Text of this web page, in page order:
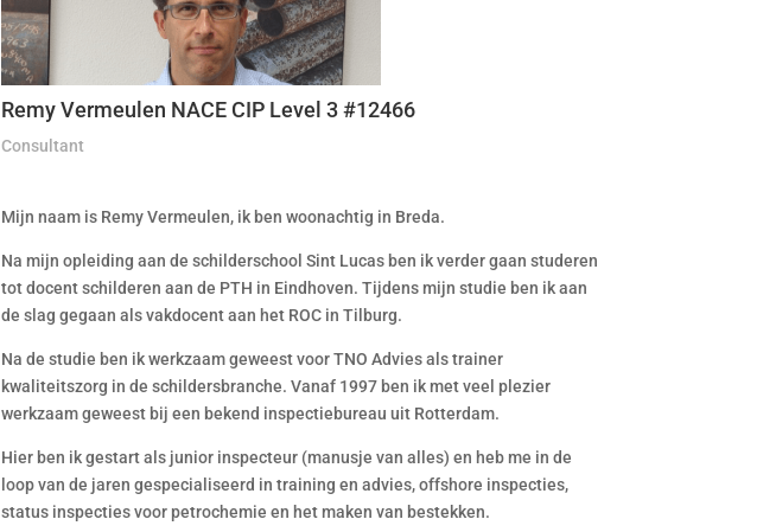
Remy Vermeulen NACE CIP Level 3 #12466
Consultant
Mijn naam is Remy Vermeulen, ik ben woonachtig in Breda.
Na mijn opleiding aan de schilderschool Sint Lucas ben ik verder gaan studeren
tot docent schilderen aan de PTH in Eindhoven. Tijdens mijn studie ben ik aan
de slag gegaan als vakdocent aan het ROC in Tilburg.
Na de studie ben ik werkzaam geweest voor TNO Advies als trainer
kwaliteitszorg in de schildersbranche. Vanaf 1997 ben ik met veel plezier
werkzaam geweest bij een bekend inspectiebureau uit Rotterdam.
Hier ben ik gestart als junior inspecteur (manusje van alles) en heb me in de
loop van de jaren gespecialiseerd in training en advies, offshore inspecties,
status inspecties voor petrochemie en het maken van bestekken.